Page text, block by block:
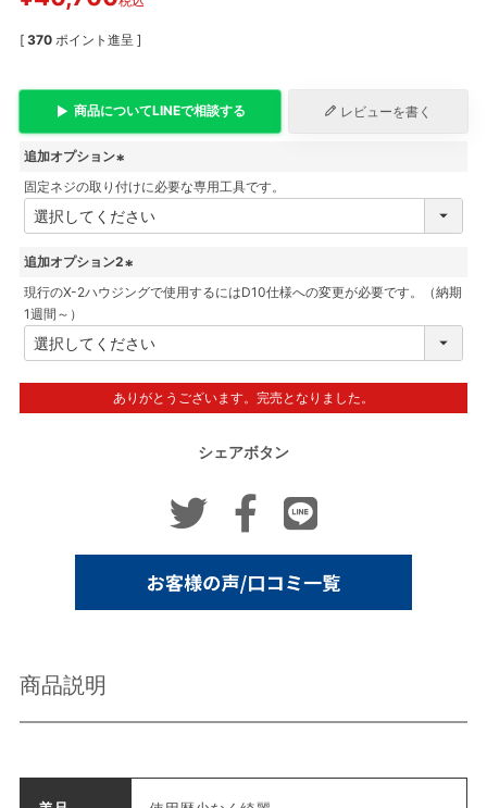
[ 370 ポイント進呈 ]
商品についてLINEで相談する レビューを書く
追加オプション
(
必
須
)
固定ネジの取り付けに必要な専用工具です。
追加オプション2
(
須
現行のX-2ハウジングで使用するにはD10仕様への変更が必要です。（納期
1週間～）
ありがとうございます。完売となりました。
シェアボタン
商品説明